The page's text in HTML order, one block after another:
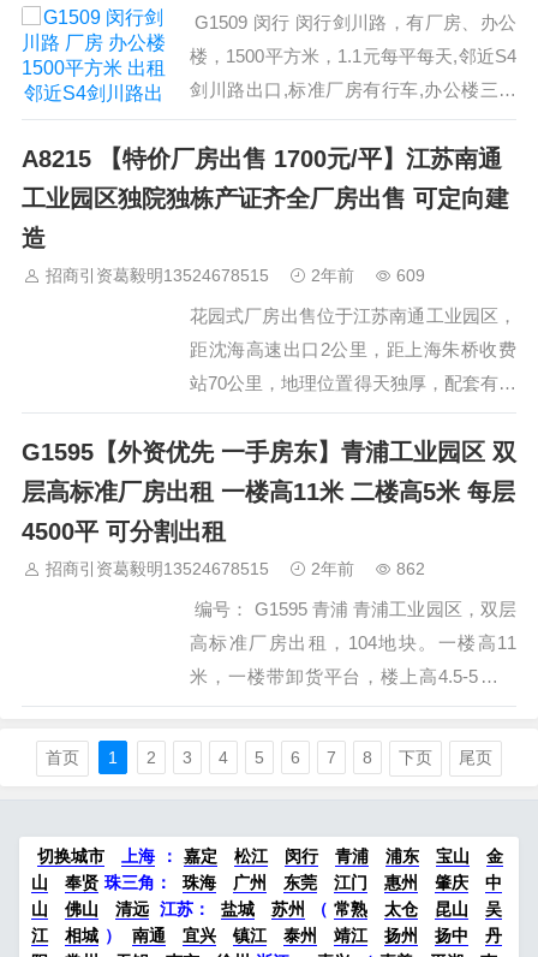
G1509 闵行 闵行剑川路，有厂房、办公
楼，1500平方米，1.1元每平每天,邻近S4
剑川路出口,标准厂房有行车,办公楼三层
联系人:葛老师 手机/微信:13524678515…
A8215 【特价厂房出售 1700元/平】江苏南通
工业园区独院独栋产证齐全厂房出售 可定向建
造
招商引资葛毅明13524678515 2年前 609
花园式厂房出售位于江苏南通工业园区，
距沈海高速出口2公里，距上海朱桥收费
站70公里，地理位置得天独厚，配套有：
学校、医院、银行、公园等，距离上海虹
桥国际机场97公里、浦东国际机场151公
里，上海、苏州一小时车程，交通发达。
花园式园区，厂房每栋独门独院，并有独
方米之间，可根据客户购买要求定向建
造，现隆重推…
G1595【外资优先 一手房东】青浦工业园区 双
层高标准厂房出租 一楼高11米 二楼高5米 每层
4500平 可分割出租
招商引资葛毅明13524678515 2年前 862
编号： G1595 青浦 青浦工业园区，双层
高标准厂房出租，104地块。一楼高11
米，一楼带卸货平台，楼上高4.5-5米，
每层4500平米，一楼价格1.5，楼上价格
1.4，诚招无污染制造企业，外资项目优
先，一手房东，无公摊无物业管理费，政
月。 联系人 郎总 18221471994，葛老师
13524678515…
首页 1 2 3 4 5 6 7 8 下页 尾页
切换城市 上海 ： 嘉定 松江 闵行 青浦 浦东 宝山
金
山
奉贤 珠三角： 珠海 广州 东莞 江门 惠州 肇庆
中
山
佛山 清远 江苏 ： 盐城 苏州 （ 常熟 太仓 昆山
吴
江
相城 ） 南通 宜兴 镇江 泰州 靖江 扬州 扬中
丹